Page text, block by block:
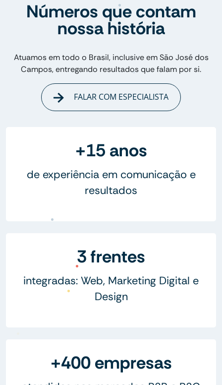
Números que contam
nossa história
Atuamos em todo o Brasil, inclusive em São José dos
Campos, entregando resultados que falam por si.
FALAR COM ESPECIALISTA
+15 anos
de experiência em comunicação e
resultados
3 frentes
integradas: Web, Marketing Digital e
Design
+400 empresas